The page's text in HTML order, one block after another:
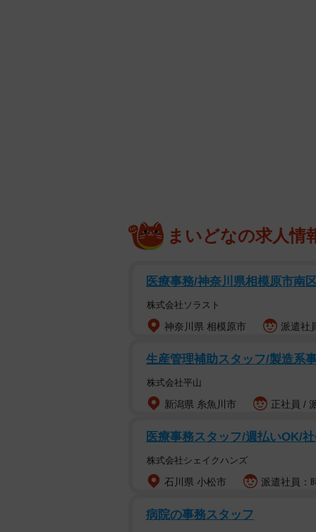
まいどなの求人情
医療事務/神奈川県相模原市南
株式会社ソラスト
神奈川県 相模原市 派遣社
生産管理補助スタッフ/製造系
株式会社平山
新潟県 糸魚川市 正社員 /
医療事務スタッフ/週払いOK/
株式会社シェイクハンズ
石川県 小松市 派遣社員：
病院の事務スタッフ